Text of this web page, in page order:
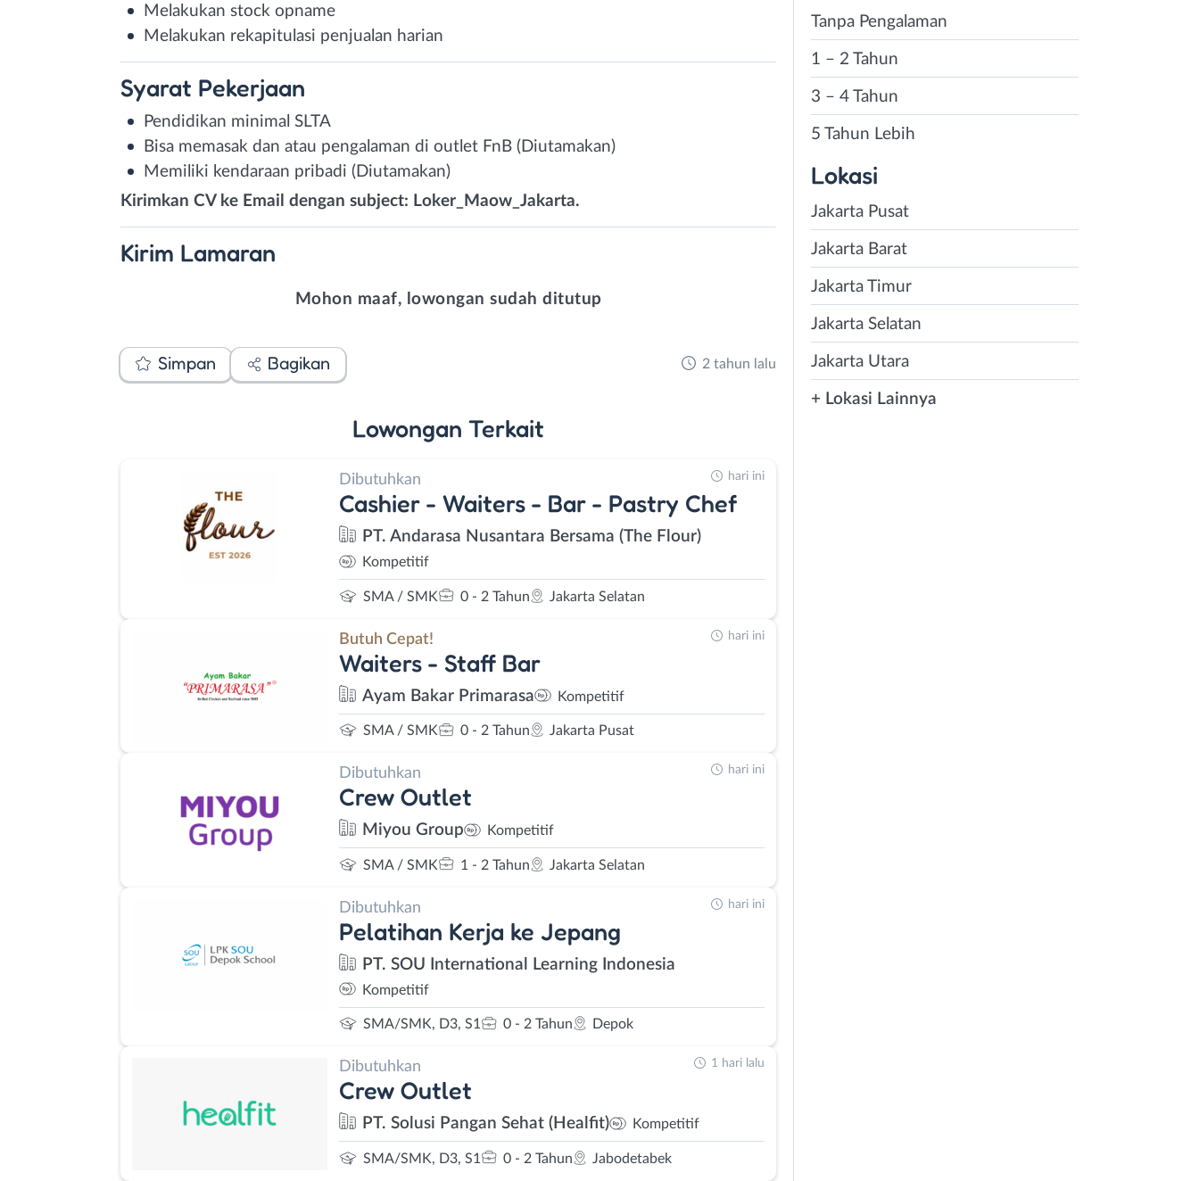
Melakukan stock opname
Melakukan rekapitulasi penjualan harian
Syarat Pekerjaan
Pendidikan minimal SLTA
Bisa memasak dan atau pengalaman di outlet FnB (Diutamakan)
Memiliki kendaraan pribadi (Diutamakan)
Kirimkan CV ke Email dengan subject: Loker_Maow_Jakarta.
Kirim Lamaran
Mohon maaf, lowongan sudah ditutup
Simpan Bagikan 2 tahun lalu
Lowongan Terkait
Dibutuhkan
Cashier - Waiters - Bar - Pastry Chef
PT. Andarasa Nusantara Bersama (The Flour)
Kompetitif
SMA / SMK 0 - 2 Tahun Jakarta Selatan
hari ini
Butuh Cepat!
Waiters - Staff Bar
Ayam Bakar Primarasa Kompetitif
SMA / SMK 0 - 2 Tahun Jakarta Pusat
hari ini
Dibutuhkan
Crew Outlet
Miyou Group Kompetitif
SMA / SMK 1 - 2 Tahun Jakarta Selatan
hari ini
Dibutuhkan
Pelatihan Kerja ke Jepang
PT. SOU International Learning Indonesia
Kompetitif
SMA/SMK, D3, S1 0 - 2 Tahun Depok
hari ini
Dibutuhkan
Crew Outlet
PT. Solusi Pangan Sehat (Healfit) Kompetitif
SMA/SMK, D3, S1 0 - 2 Tahun Jabodetabek
1 hari lalu
Tanpa Pengalaman
1 – 2 Tahun
3 – 4 Tahun
5 Tahun Lebih
Lokasi
Jakarta Pusat
Jakarta Barat
Jakarta Timur
Jakarta Selatan
Jakarta Utara
+ Lokasi Lainnya